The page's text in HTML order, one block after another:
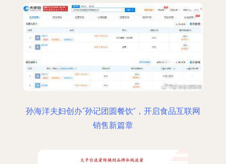
孙海洋夫妇创办“孙记团圆餐饮”，开启食品互联网
销售新篇章